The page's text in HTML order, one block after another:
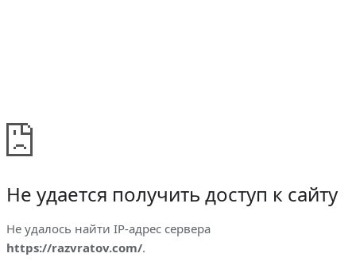
Не удается получить доступ к сайту
Не удалось найти IP-адрес сервера
https://razvratov.com/.